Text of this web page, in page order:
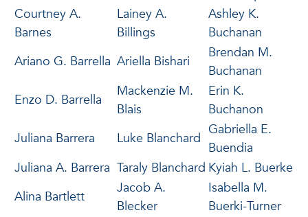
Courtney A.
Barnes
Lainey A.
Billings
Ashley K.
Buchanan
Ariano G. Barrella Ariella Bishari
Brendan M.
Buchanan
Enzo D. Barrella
Mackenzie M.
Blais
Erin K.
Buchanon
Juliana Barrera
Luke Blanchard
Gabriella E.
Buendia
Juliana A. Barrera Taraly Blanchard Kyiah L. Buerke
Alina Bartlett
Jacob A.
Blecker
Isabella M.
Buerki-Turner